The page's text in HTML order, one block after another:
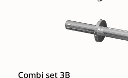
Combi set 3B